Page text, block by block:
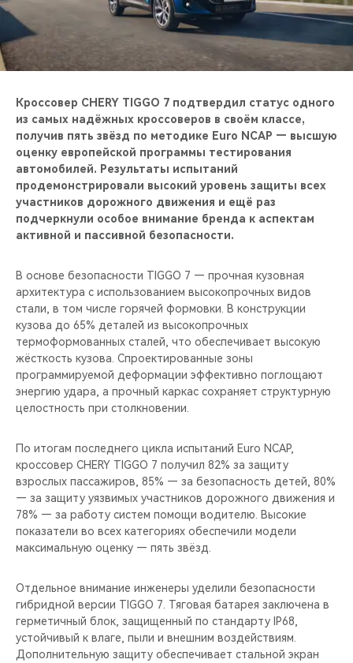
CHERY И СПОРТ
ВИДЕООБЗОРЫ
CHERY ДЛЯ ДЕТЕЙ
Кроссовер CHERY TIGGO 7 подтвердил статус одного
из самых надёжных кроссоверов в своём классе,
получив пять звёзд по методике Euro NCAP — высшую
оценку европейской программы тестирования
автомобилей. Результаты испытаний
продемонстрировали высокий уровень защиты всех
участников дорожного движения и ещё раз
подчеркнули особое внимание бренда к аспектам
активной и пассивной безопасности.
В основе безопасности TIGGO 7 — прочная кузовная
архитектура с использованием высокопрочных видов
стали, в том числе горячей формовки. В конструкции
кузова до 65% деталей из высокопрочных
термоформованных сталей, что обеспечивает высокую
жёсткость кузова. Спроектированные зоны
программируемой деформации эффективно поглощают
энергию удара, а прочный каркас сохраняет структурную
целостность при столкновении.
По итогам последнего цикла испытаний Euro NCAP,
кроссовер CHERY TIGGO 7 получил 82% за защиту
взрослых пассажиров, 85% — за безопасность детей, 80%
— за защиту уязвимых участников дорожного движения и
78% — за работу систем помощи водителю. Высокие
показатели во всех категориях обеспечили модели
максимальную оценку — пять звёзд.
Отдельное внимание инженеры уделили безопасности
гибридной версии TIGGO 7. Тяговая батарея заключена в
герметичный блок, защищенный по стандарту IP68,
устойчивый к влаге, пыли и внешним воздействиям.
Дополнительную защиту обеспечивает стальной экран